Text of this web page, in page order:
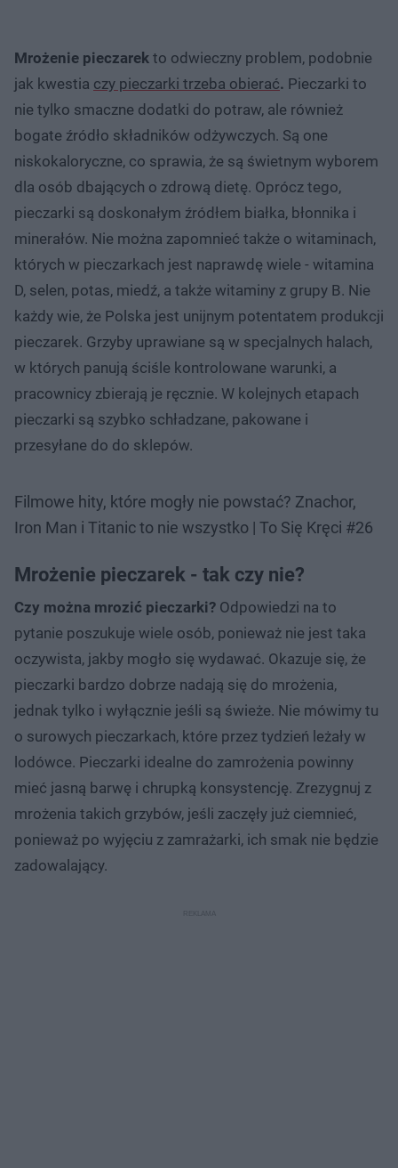
Mrożenie pieczarek to odwieczny problem, podobnie
jak kwestia czy pieczarki trzeba obierać. Pieczarki to
nie tylko smaczne dodatki do potraw, ale również
bogate źródło składników odżywczych. Są one
niskokaloryczne, co sprawia, że są świetnym wyborem
dla osób dbających o zdrową dietę. Oprócz tego,
pieczarki są doskonałym źródłem białka, błonnika i
minerałów. Nie można zapomnieć także o witaminach,
których w pieczarkach jest naprawdę wiele - witamina
D, selen, potas, miedź, a także witaminy z grupy B. Nie
każdy wie, że Polska jest unijnym potentatem produkcji
pieczarek. Grzyby uprawiane są w specjalnych halach,
w których panują ściśle kontrolowane warunki, a
pracownicy zbierają je ręcznie. W kolejnych etapach
pieczarki są szybko schładzane, pakowane i
przesyłane do do sklepów.
Filmowe hity, które mogły nie powstać? Znachor,
Iron Man i Titanic to nie wszystko | To Się Kręci #26
Mrożenie pieczarek - tak czy nie?
Czy można mrozić pieczarki? Odpowiedzi na to
pytanie poszukuje wiele osób, ponieważ nie jest taka
oczywista, jakby mogło się wydawać. Okazuje się, że
pieczarki bardzo dobrze nadają się do mrożenia,
jednak tylko i wyłącznie jeśli są świeże. Nie mówimy tu
o surowych pieczarkach, które przez tydzień leżały w
lodówce. Pieczarki idealne do zamrożenia powinny
mieć jasną barwę i chrupką konsystencję. Zrezygnuj z
mrożenia takich grzybów, jeśli zaczęły już ciemnieć,
ponieważ po wyjęciu z zamrażarki, ich smak nie będzie
zadowalający.